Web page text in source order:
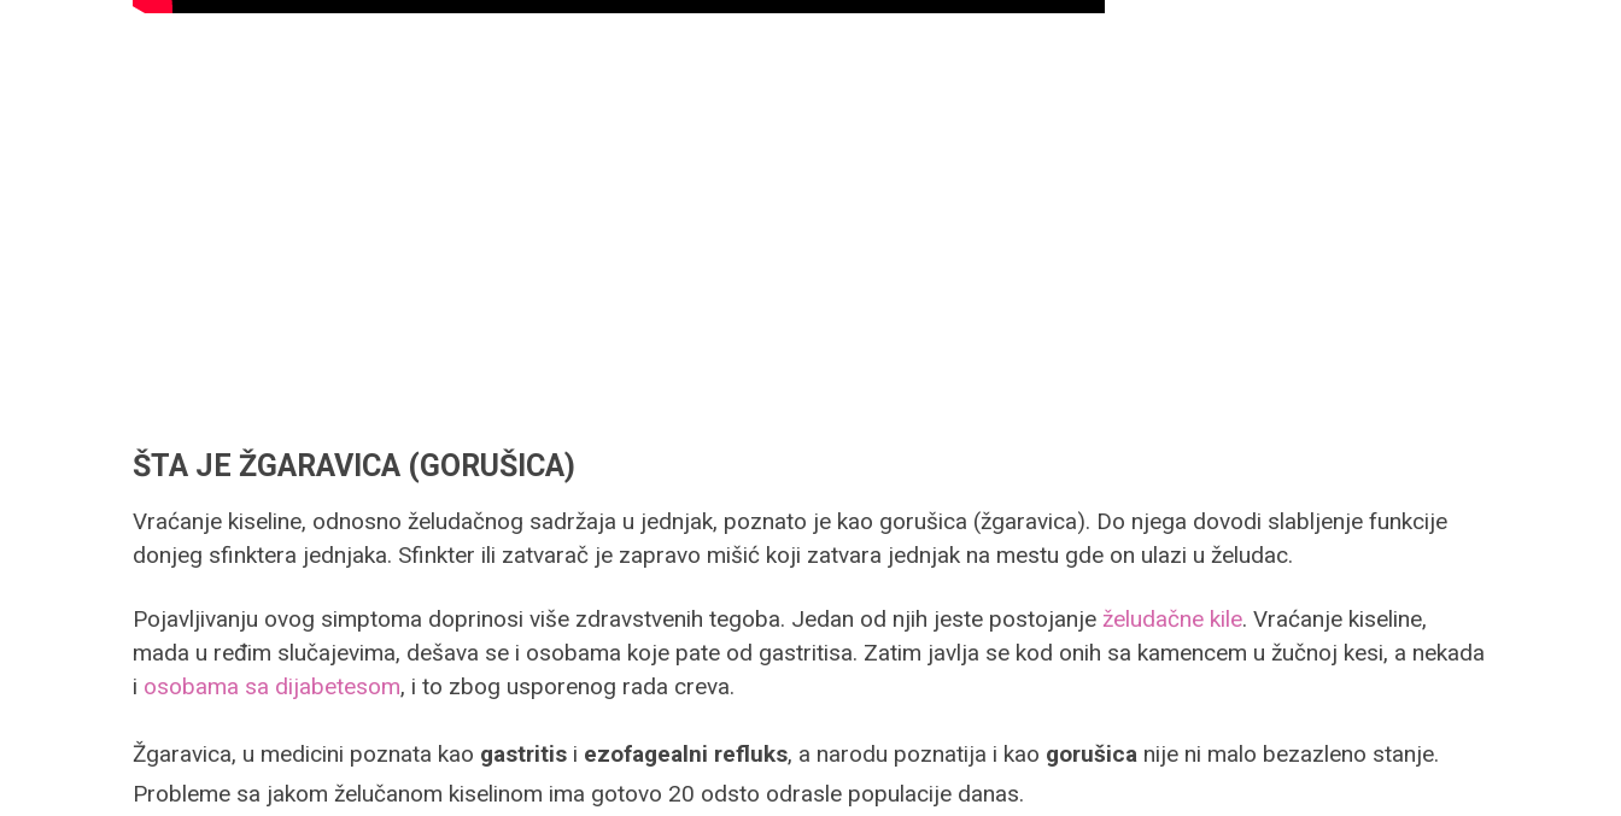
ŠTA JE ŽGARAVICA (GORUŠICA)
Vraćanje kiseline, odnosno želudačnog sadržaja u jednjak, poznato je kao gorušica (žgaravica). Do njega dovodi slabljenje funkcije
donjeg sfinktera jednjaka. Sfinkter ili zatvarač je zapravo mišić koji zatvara jednjak na mestu gde on ulazi u želudac.
Pojavljivanju ovog simptoma doprinosi više zdravstvenih tegoba. Jedan od njih jeste postojanje želudačne kile. Vraćanje kiseline,
mada u ređim slučajevima, dešava se i osobama koje pate od gastritisa. Zatim javlja se kod onih sa kamencem u žučnoj kesi, a nekada
i osobama sa dijabetesom, i to zbog usporenog rada creva.
Žgaravica, u medicini poznata kao gastritis i ezofagealni refluks, a narodu poznatija i kao gorušica nije ni malo bezazleno stanje.
Probleme sa jakom želučanom kiselinom ima gotovo 20 odsto odrasle populacije danas.